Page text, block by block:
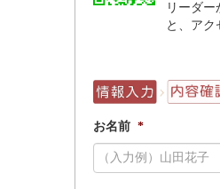
リーダー
と、アク
お名前 *